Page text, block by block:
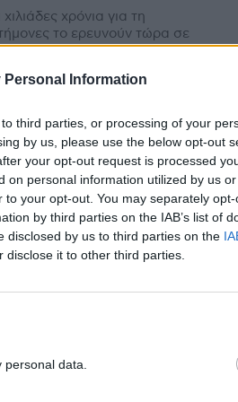
Personal Information
third parties, or processing of your
by us, please use the below opt-out
your opt-out request is processed
on personal information utilized by us
your opt-out. You may separately
by third parties on the IAB’s list of
disclosed by us to third parties on the
disclose it to other third parties.
data.
χρόνια για τη
το ερευνούν τώρα σε
για τα...
ζητά τη λήψη τριών
αντιμετώπιση των ιογενών
που είναι ιδιαίτερα...
των γονιών στο
λοιμώξεις, ένα ποτ πουρί
τα παιδιατρικά